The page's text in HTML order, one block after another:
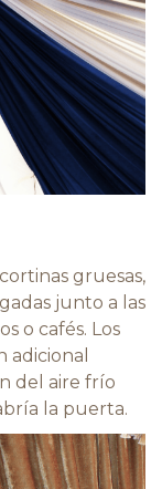
gruesas,
junto a las
o cafés. Los
del aire frío
la puerta.